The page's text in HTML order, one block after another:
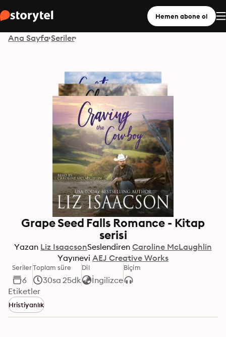
Hemen abone ol
Ana Sayfa Seriler
Grape Seed Falls Romance - Kitap
serisi
Yazan Liz IsaacsonSeslendiren Caroline McLaughlin
Yayınevi AEJ Creative Works
Seriler
6
Toplam süre
30sa 25dk
Dil
İngilizce
Biçim
Etiketler
Hristiyanlık